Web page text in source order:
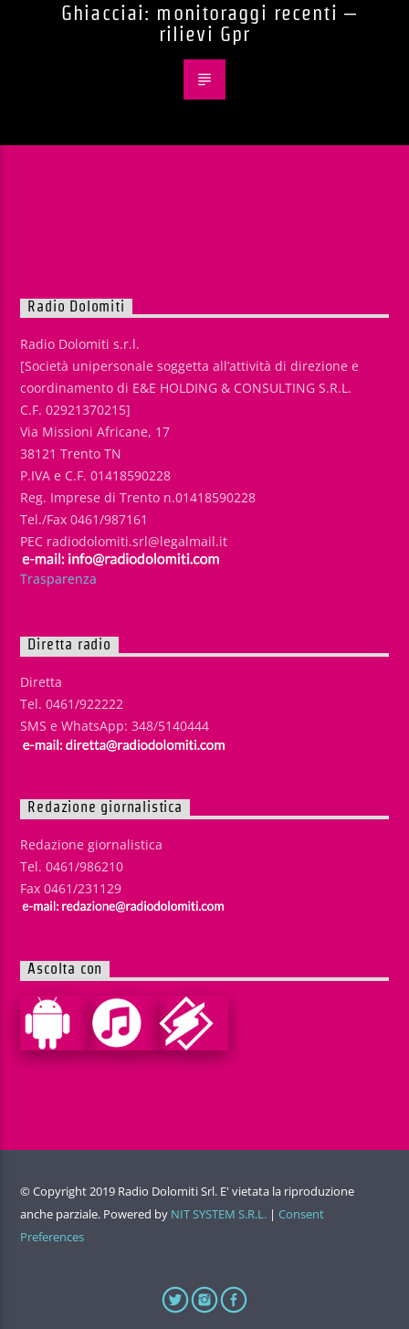
Ghiacciai: monitoraggi recenti –
rilievi Gpr
Radio Dolomiti
Radio Dolomiti s.r.l.
[Società unipersonale soggetta all’attività di direzione e
coordinamento di E&E HOLDING & CONSULTING S.R.L.
C.F. 02921370215]
Via Missioni Africane, 17
38121 Trento TN
P.IVA e C.F. 01418590228
Reg. Imprese di Trento n.01418590228
Tel./Fax 0461/987161
PEC radiodolomiti.srl@legalmail.it
Trasparenza
Diretta radio
Diretta
Tel. 0461/922222
SMS e WhatsApp: 348/5140444
Redazione giornalistica
Redazione giornalistica
Tel. 0461/986210
Fax 0461/231129
Ascolta con
© Copyright 2019 Radio Dolomiti Srl. E' vietata la riproduzione
anche parziale. Powered by NIT SYSTEM S.R.L. | Consent
Preferences